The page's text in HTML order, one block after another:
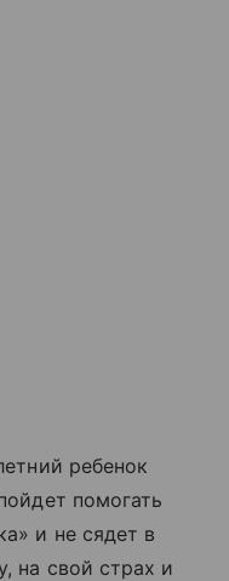
ребенок
помогать
и не сядет в
на свой страх и